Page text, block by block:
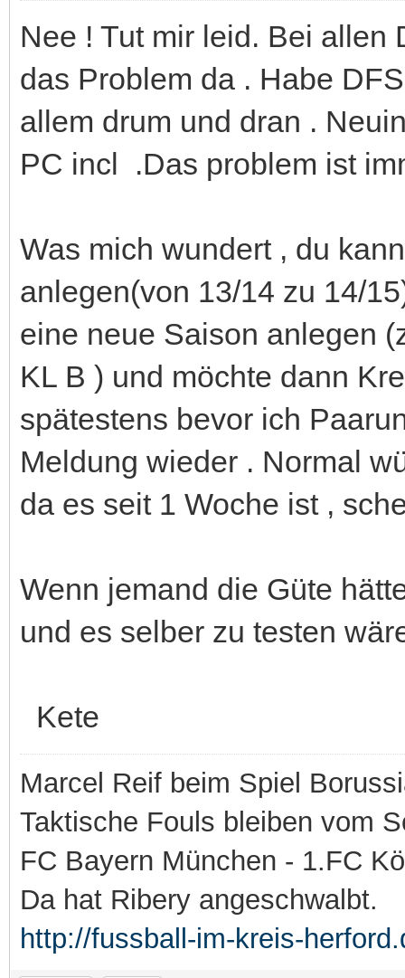
Nee ! Tut mir leid. Bei
das Problem da . Habe
allem drum und dran .
PC incl .Das problem ist
Was mich wundert , du
anlegen(von 13/14 zu 14/
eine neue Saison anlegen
KL B ) und möchte dann
spätestens bevor ich
Meldung wieder . Normal
da es seit 1 Woche ist ,
Wenn jemand die Güte
und es selber zu testen
Kete
Marcel Reif beim Spiel
Taktische Fouls bleiben vom
FC Bayern München - 1.FC
Da hat Ribery angeschwalbt.
http://fussball-im-kreis-